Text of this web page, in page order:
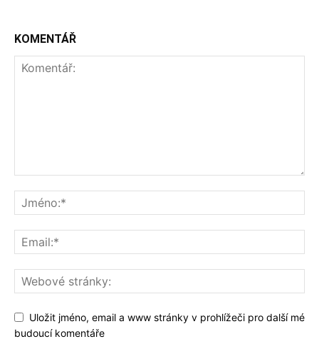
KOMENTÁŘ
Uložit jméno, email a www stránky v prohlížeči pro další mé
budoucí komentáře